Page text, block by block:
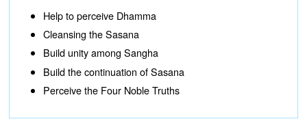
Help to perceive Dhamma
Cleansing the Sasana
Build unity among Sangha
Build the continuation of Sasana
Perceive the Four Noble Truths